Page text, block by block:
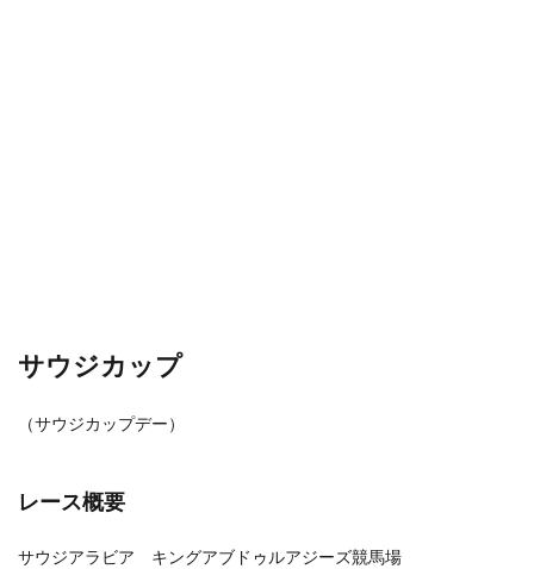
サウジカップ
（サウジカップデー）
レース概要
サウジアラビア キングアブドゥルアジーズ競馬場